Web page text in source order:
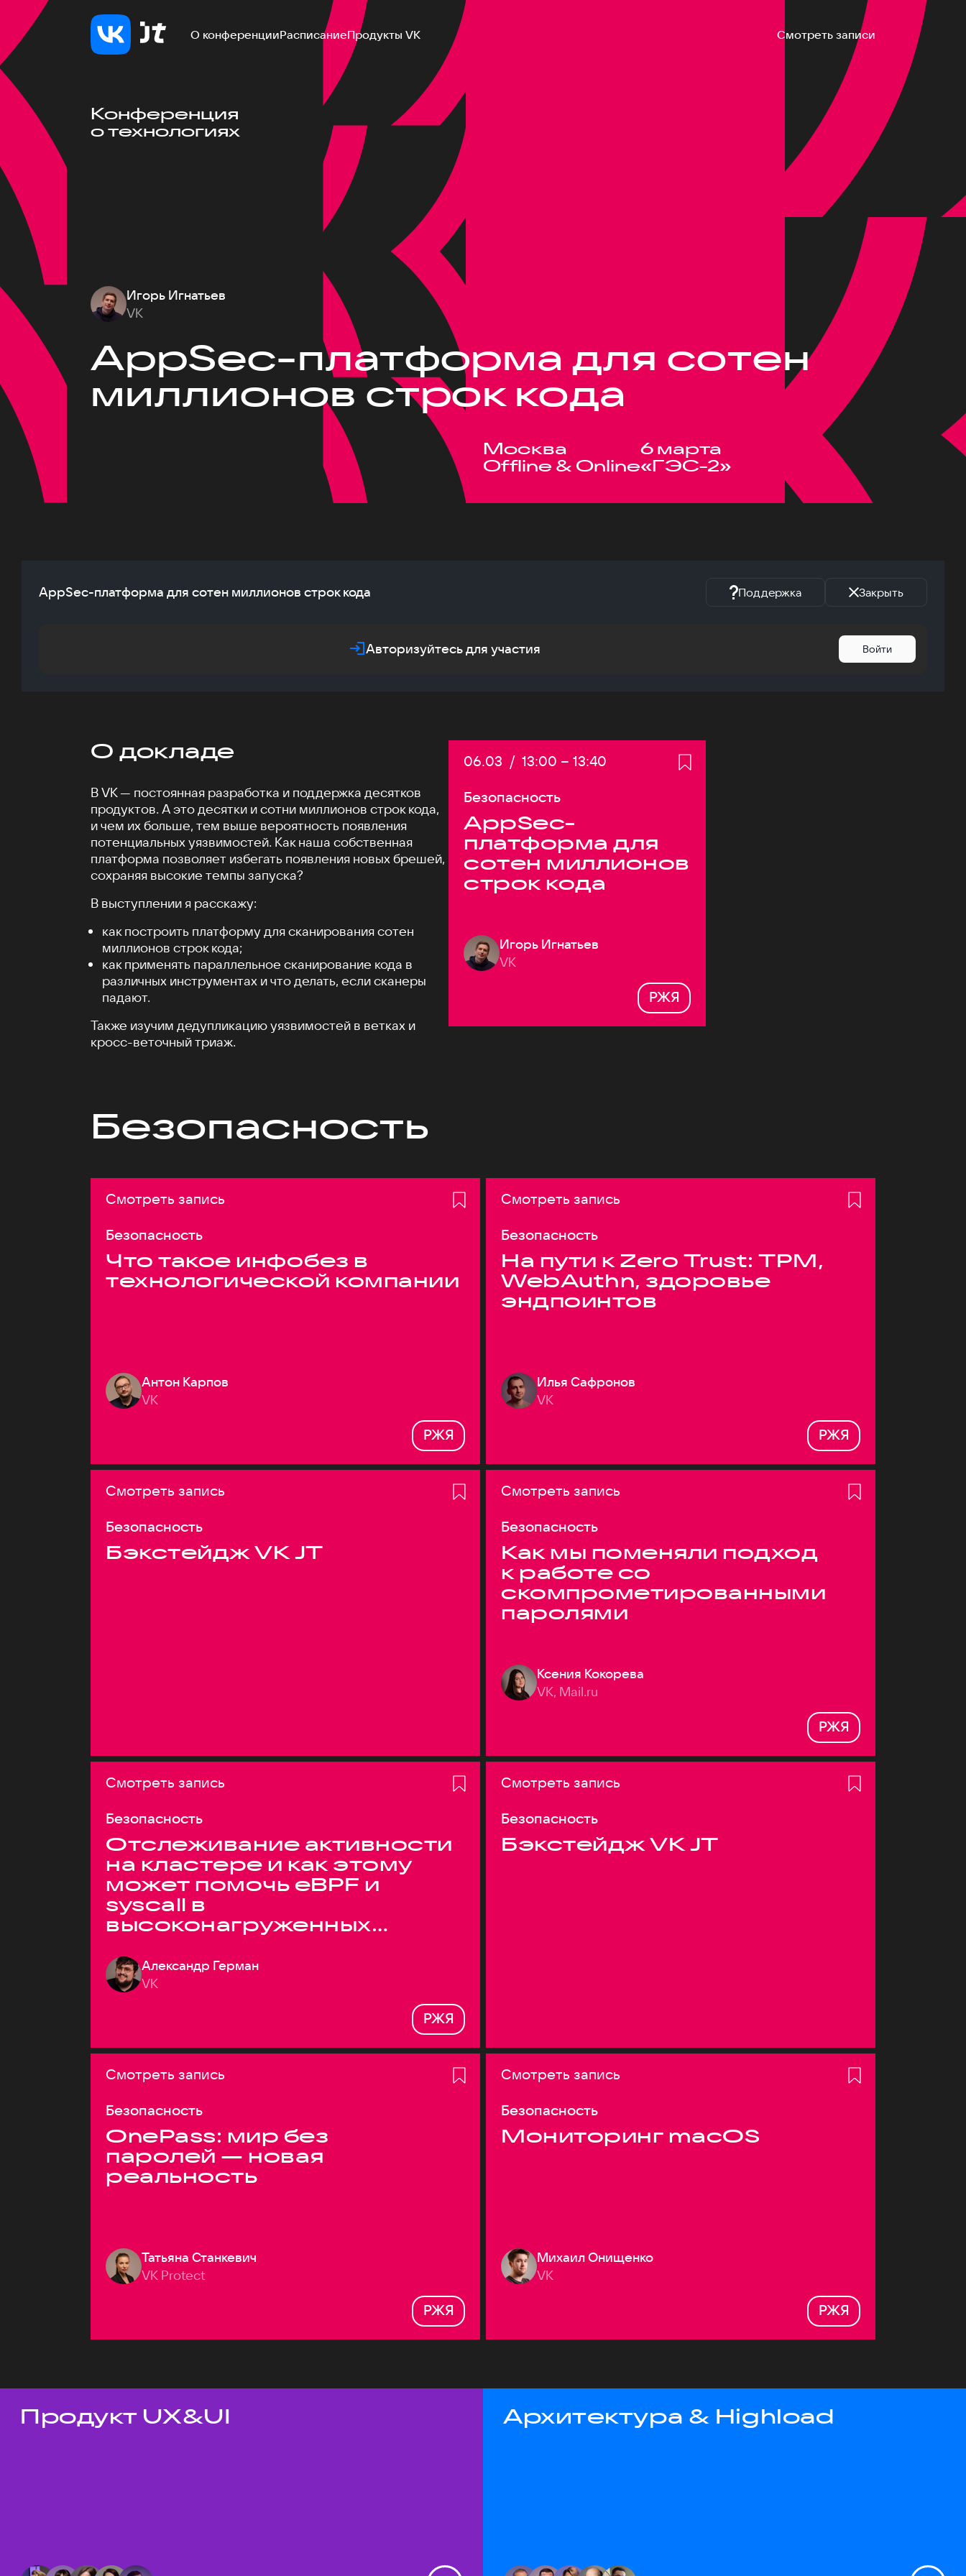
О конференцииРасписаниеПродукты VK Смотреть записи
Конференция
о технологиях
Игорь Игнатьев
VK
AppSec-платформа для сотен
миллионов строк кода
Москва
Offline & Online
6 марта
«ГЭС-2»
AppSec-платформа для сотен миллионов строк кода Поддержка Закрыть
Авторизуйтесь для участия Войти
О докладе
В VK — постоянная разработка и поддержка десятков
продуктов. А это десятки и сотни миллионов строк кода,
и чем их больше, тем выше вероятность появления
потенциальных уязвимостей. Как наша собственная
платформа позволяет избегать появления новых брешей,
сохраняя высокие темпы запуска?
В выступлении я расскажу:
как построить платформу для сканирования сотен
миллионов строк кода;
как применять параллельное сканирование кода в
различных инструментах и что делать, если сканеры
падают.
Также изучим дедупликацию уязвимостей в ветках и
кросс-веточный триаж.
Дата:
06.03 / Начало:
13:00 – Конец:
13:40
Безопасность
AppSec-
платформа для
сотен миллионов
строк кода
Игорь Игнатьев
VK
РЖЯ
Безопасность
Смотреть запись
Безопасность
Что такое инфобез в
технологической компании
Антон Карпов
VK
РЖЯ
Смотреть запись
Безопасность
На пути к Zero Trust: TPM,
WebAuthn, здоровье
эндпоинтов
Илья Сафронов
VK
РЖЯ
Смотреть запись
Безопасность
Бэкстейдж VK JT
Смотреть запись
Безопасность
Как мы поменяли подход
к работе со
скомпрометированными
паролями
Ксения Кокорева
VK, Mail.ru
РЖЯ
Смотреть запись
Безопасность
Отслеживание активности
на кластере и как этому
может помочь eBPF и
syscall в
высоконагруженных
Александр Герман
VK
РЖЯ
Смотреть запись
Безопасность
Бэкстейдж VK JT
Смотреть запись
Безопасность
OnePass: мир без
паролей — новая
реальность
Татьяна Станкевич
VK Protect
РЖЯ
Смотреть запись
Безопасность
Мониторинг macOS
Михаил Онищенко
VK
РЖЯ
Темы докладов
Продукт UX&UI Архитектура & Highload